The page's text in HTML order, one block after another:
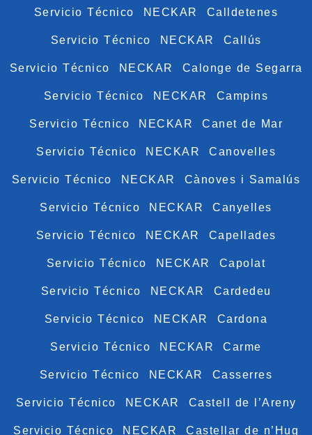
Servicio Técnico NECKAR Calldetenes
Servicio Técnico NECKAR Callús
Servicio Técnico NECKAR Calonge de Segarra
Servicio Técnico NECKAR Campins
Servicio Técnico NECKAR Canet de Mar
Servicio Técnico NECKAR Canovelles
Servicio Técnico NECKAR Cànoves i Samalús
Servicio Técnico NECKAR Canyelles
Servicio Técnico NECKAR Capellades
Servicio Técnico NECKAR Capolat
Servicio Técnico NECKAR Cardedeu
Servicio Técnico NECKAR Cardona
Servicio Técnico NECKAR Carme
Servicio Técnico NECKAR Casserres
Servicio Técnico NECKAR Castell de l’Areny
Servicio Técnico NECKAR Castellar de n’Hug